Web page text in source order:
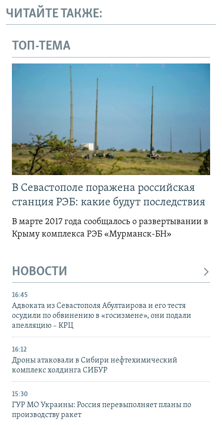
ЧИТАЙТЕ ТАКЖЕ:
ТОП-ТЕМА
В Севастополе поражена российская
станция РЭБ: какие будут последствия
В марте 2017 года сообщалось о развертывании в
Крыму комплекса РЭБ «Мурманск-БН»
НОВОСТИ
16:45
Адвоката из Севастополя Абултаирова и его тестя
осудили по обвинению в «госизмене», они подали
апелляцию – КРЦ
16:12
Дроны атаковали в Сибири нефтехимический
комплекс холдинга СИБУР
15:30
ГУР МО Украины: Россия перевыполняет планы по
производству ракет